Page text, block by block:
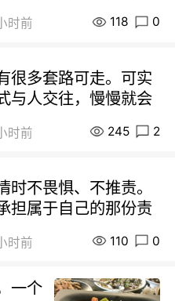
时前 118 0
很多套路可走。可实
与人交往，慢慢就会
时前 245 2
不畏惧、不推责。
担属于自己的那份责
时前 110 0
一个